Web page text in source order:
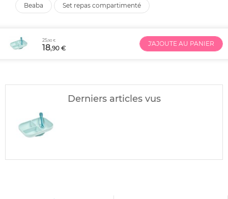
beaba set repas compartimenté
25,90 €
18,90 €
J'AJOUTE AU PANIER
Derniers articles vus